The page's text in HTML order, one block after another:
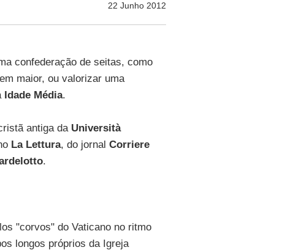
22 Junho 2012
confederação de seitas, como
maior, ou valorizar uma
Idade Média.
antiga da Università
La Lettura, do jornal Corriere
.
"corvos" do Vaticano no ritmo
longos próprios da Igreja